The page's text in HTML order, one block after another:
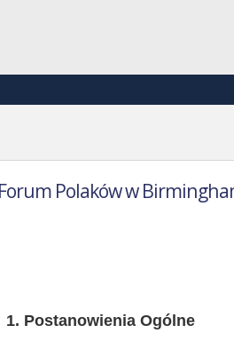
Polaków w
Postanowienia Ogólne